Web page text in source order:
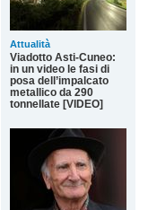
Attualità
Viadotto Asti-Cuneo:
in un video le fasi di
posa dell’impalcato
metallico da 290
tonnellate [VIDEO]